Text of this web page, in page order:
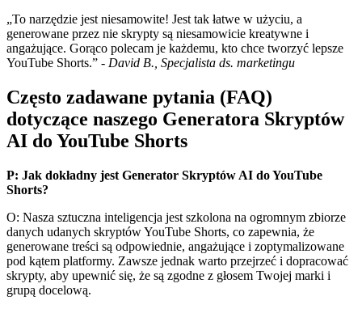
„To narzędzie jest niesamowite! Jest tak łatwe w użyciu, a
generowane przez nie skrypty są niesamowicie kreatywne i
angażujące. Gorąco polecam je każdemu, kto chce tworzyć lepsze
YouTube Shorts.” - David B., Specjalista ds. marketingu
Często zadawane pytania (FAQ)
dotyczące naszego Generatora Skryptów
AI do YouTube Shorts
P: Jak dokładny jest Generator Skryptów AI do YouTube
Shorts?
O: Nasza sztuczna inteligencja jest szkolona na ogromnym zbiorze
danych udanych skryptów YouTube Shorts, co zapewnia, że
generowane treści są odpowiednie, angażujące i zoptymalizowane
pod kątem platformy. Zawsze jednak warto przejrzeć i dopracować
skrypty, aby upewnić się, że są zgodne z głosem Twojej marki i
grupą docelową.